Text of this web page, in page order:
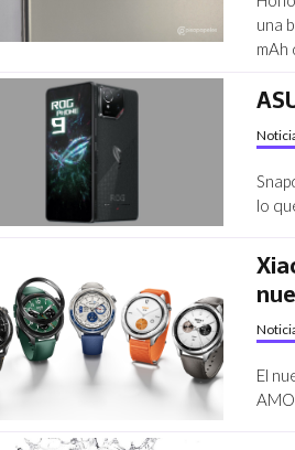
una
mAh
lo
El